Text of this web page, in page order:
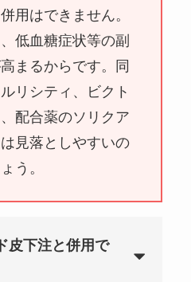
用はできません。
低血糖症状等の副
まるからです。同
リシティ、ビクト
配合薬のソリクア
見落としやすいの
う。
皮下注と併用で